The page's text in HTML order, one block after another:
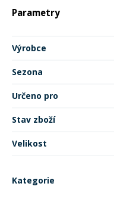
Parametry
Výrobce
Sezona
Určeno pro
Stav zboží
Velikost
Kategorie